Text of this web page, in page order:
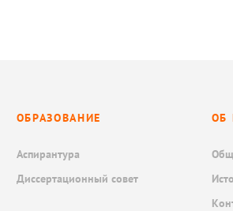
ОБРАЗОВАНИЕ
Аспирантура
Диссертационный совет
ОБ